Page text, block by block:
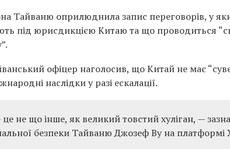
Тайваню оприлюднила запис переговорів, у
під юрисдикцією Китаю та що проводиться
офіцер наголосив, що Китай не має
наслідки у разі ескалації.
не що інше, як великий товстий хуліган, —
безпеки Тайваню Джозеф Ву на платформі